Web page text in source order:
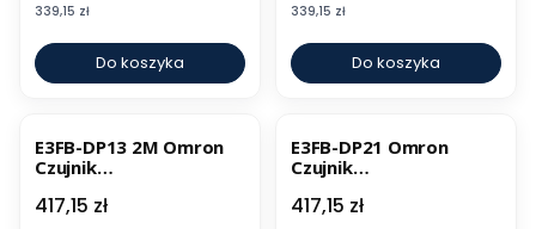
Cena
339,15 zł
Do koszyka
Cena
339,15 zł
Do koszyka
E3FB-DP13 2M Omron
Czujnik
Cena
417,15 zł
E3FB-DP21 Omron
Czujnik
Cena
417,15 zł